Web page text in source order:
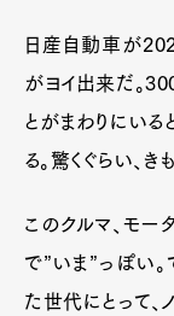
日産自動車が
がヨイ出来だ。
とがまわりにいる
る。驚くぐらい、き
このクルマ、モ
で”いま”っぽい。
た世代にとって、